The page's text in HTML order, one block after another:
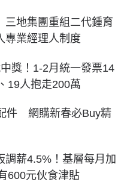
地集團重組二代鍾育
專業經理人制度
獎！1-2月統一發票14
19人抱走200萬
件 網購新春必Buy精
調薪4.5%！基層每月加
600元伙食津貼